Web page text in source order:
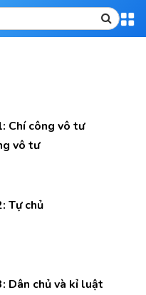
Chí công vô tư
vô tư
Tự chủ
Dân chủ và kỉ luật